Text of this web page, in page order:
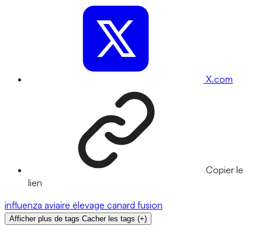
X.com
Copier le
lien
influenza aviaire élevage canard fusion
Afficher plus de tags Cacher les tags (+)